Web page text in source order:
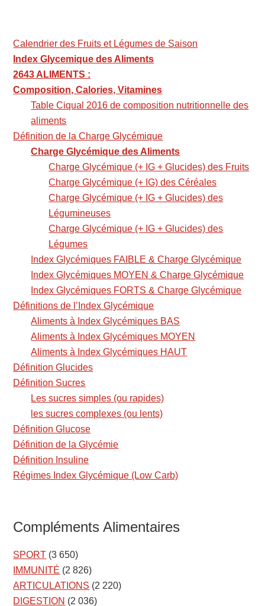
Calendrier des Fruits et Légumes de Saison
Index Glycemique des Aliments
2643 ALIMENTS :
Composition, Calories, Vitamines
Table Ciqual 2016 de composition nutritionnelle des
aliments
Définition de la Charge Glycémique
Charge Glycémique des Aliments
Charge Glycémique (+ IG + Glucides) des Fruits
Charge Glycémique (+ IG) des Céréales
Charge Glycémique (+ IG + Glucides) des
Légumineuses
Charge Glycémique (+ IG + Glucides) des
Légumes
Index Glycémiques FAIBLE & Charge Glycémique
Index Glycémiques MOYEN & Charge Glycémique
Index Glycémiques FORTS & Charge Glycémique
Définitions de l’Index Glycémique
Aliments à Index Glycémiques BAS
Aliments à Index Glycémiques MOYEN
Aliments à Index Glycémiques HAUT
Définition Glucides
Définition Sucres
Les sucres simples (ou rapides)
les sucres complexes (ou lents)
Définition Glucose
Définition de la Glycémie
Définition Insuline
Régimes Index Glycémique (Low Carb)
Compléments Alimentaires
SPORT (3 650)
IMMUNITÉ (2 826)
ARTICULATIONS (2 220)
DIGESTION (2 036)